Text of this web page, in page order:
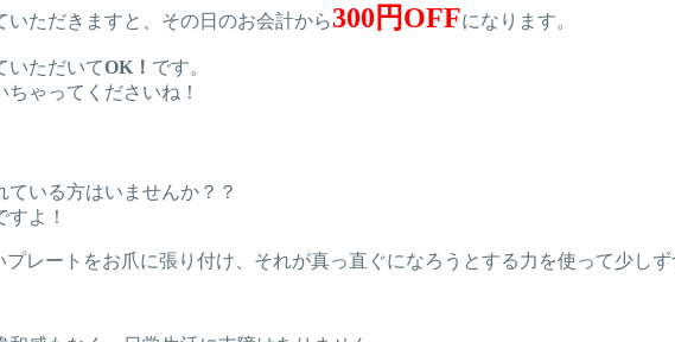
ただきますと、その日のお会計から300円OFFになります。
いただいてOK！ です。
ゃってくださいね！
いる方はいませんか？？
よ！
プレートをお爪に張り付け、それが真っ直ぐになろうとする力を使って少しず